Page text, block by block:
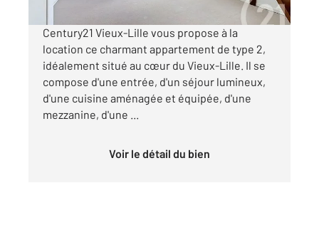
Century21 Vieux-Lille vous propose à la
location ce charmant appartement de type 2,
idéalement situé au cœur du Vieux-Lille. Il se
compose d'une entrée, d'un séjour lumineux,
d'une cuisine aménagée et équipée, d'une
mezzanine, d'une ...
Voir le détail du bien